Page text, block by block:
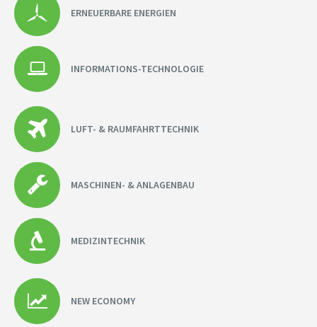
ERNEUERBARE ENERGIEN
INFORMATIONS-TECHNOLOGIE
LUFT- & RAUMFAHRTTECHNIK
MASCHINEN- & ANLAGENBAU
MEDIZINTECHNIK
NEW ECONOMY